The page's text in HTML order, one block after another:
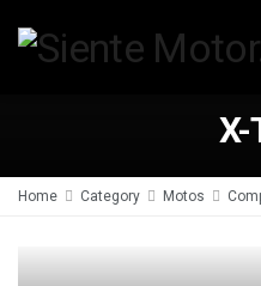
X-
Home Category Motos